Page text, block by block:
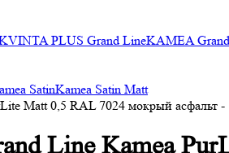
PLUS Grand LineKAMEA
SatinKamea Satin Matt
Matt 0,5 RAL 7024 мокрый асфальт -
Line Kamea